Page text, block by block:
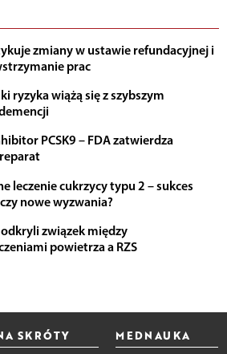
zmiany w ustawie refundacyjnej i
prac
ryzyka wiążą się z szybszym
PCSK9 – FDA zatwierdza
leczenie cukrzycy typu 2 – sukces
nowe wyzwania?
związek między
powietrza a RZS
SKRÓTY MEDNAUKA